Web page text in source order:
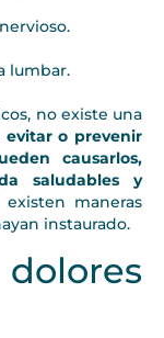
lumbar.
no existe una
evitar o prevenir
causarlos,
saludables y
maneras
instaurado.